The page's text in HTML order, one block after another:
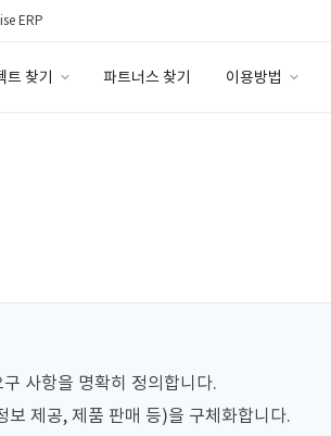
ERP
트 찾기 파트너스 찾기 이용방법
사항을 명확히 정의합니다.
보 제공, 제품 판매 등)을 구체화합니다.